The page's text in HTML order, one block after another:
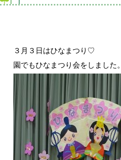
３月３日はひなまつり♡
園でもひなまつり会をしました。